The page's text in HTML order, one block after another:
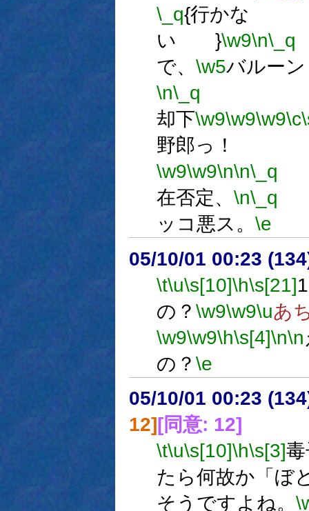
\_q{行かな
い }\w9\n\_q
で、 \w5バルーン
\n\_q
却下\w9\w9\w9\c
野郎っ！
\w9\w9\n\n\_q
在否定、 \n\_q
ッコ悪ス。 \e
05/10/01 00:23
\t\u\s[10]\h\s[21]
の？ \w9\w9\uあ
\w9\w9\h\s[4]\n\n
の？ \e
05/10/01 00:23
12][同意: 12]
\t\u\s[10]\h\s[3]
たら何故か「ぼ
そうですよね。